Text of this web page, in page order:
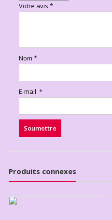
Votre avis *
Nom *
E-mail *
Produits connexes